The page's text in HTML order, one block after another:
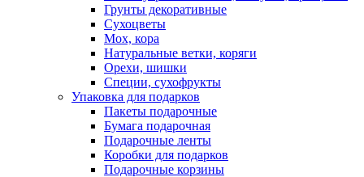
Грунты декоративные
Сухоцветы
Мох, кора
Натуральные ветки, коряги
Орехи, шишки
Специи, сухофрукты
Упаковка для подарков
Пакеты подарочные
Бумага подарочная
Подарочные ленты
Коробки для подарков
Подарочные корзины